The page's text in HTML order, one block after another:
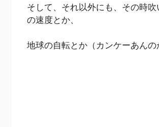
そして、それ以外にも、その時
の速度とか、
地球の自転とか（カンケーあんの